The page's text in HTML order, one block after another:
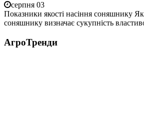
серпня 03
Показники якості насіння соняшнику
соняшнику визначає сукупність
АгроТренди